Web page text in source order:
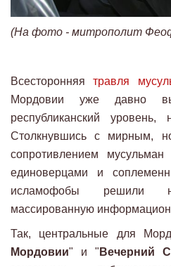
(На фото - митрополит
Всесторонняятравля
Мордовии уже давно
республиканский
Столкнувшись с мирным,
сопротивлением
единоверцами и
исламофобы решили
массированную
Так, центральные для
Мордовии" и " Вечерний